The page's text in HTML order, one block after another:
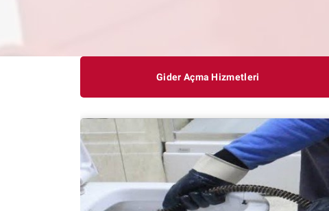
Gider Açma Hizmetleri